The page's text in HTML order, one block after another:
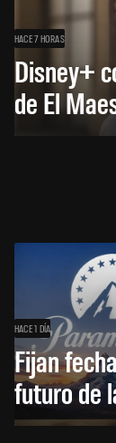
HACE 7 HORAS
Disney+
de El
HACE 1 DÍA
Fijan
futuro de